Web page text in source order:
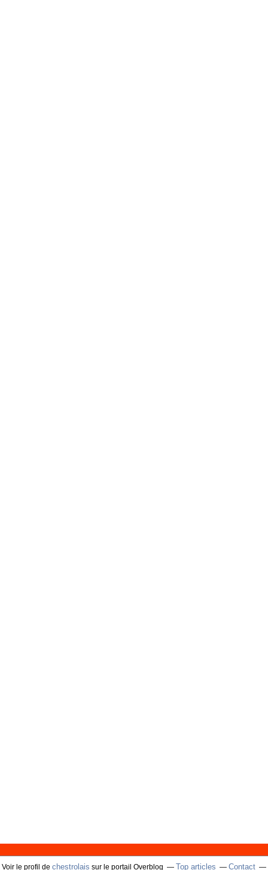
Voir le profil de chestrolais sur le portail Overblog Top articles Contact